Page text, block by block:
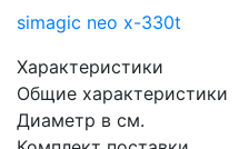
simagic neo x-330t
Характеристики
Общие характеристики
Диаметр в см.